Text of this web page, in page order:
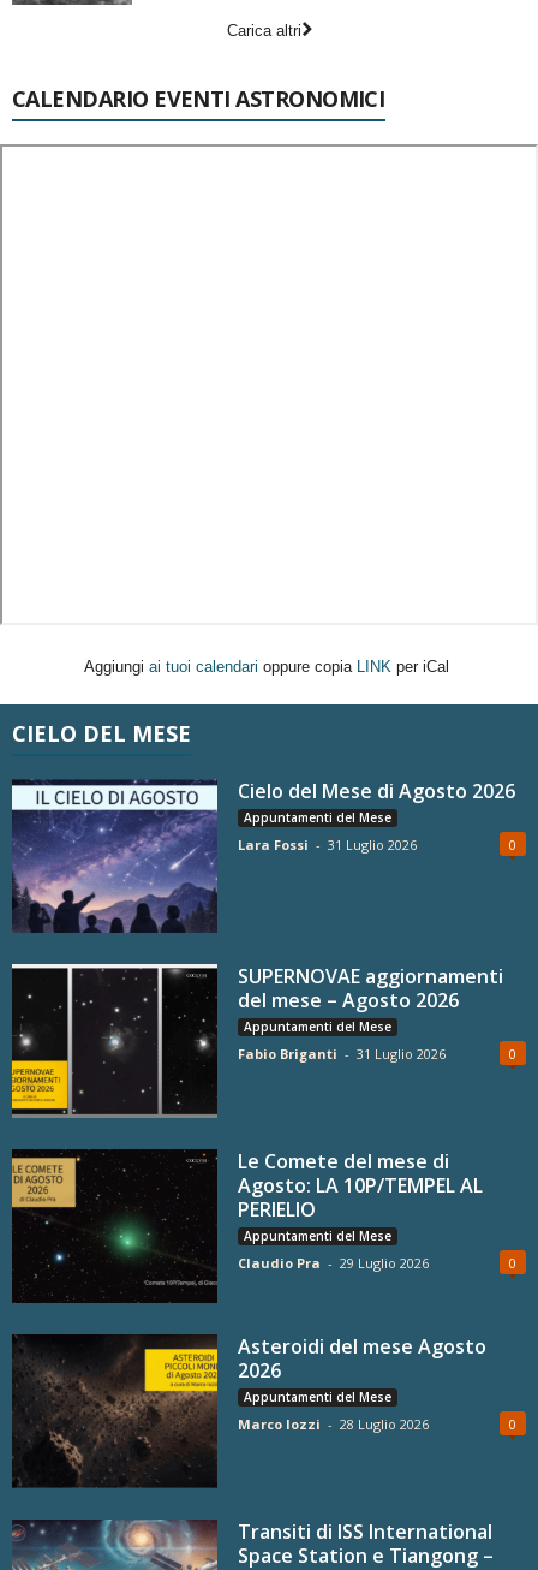
Carica altri
CALENDARIO EVENTI ASTRONOMICI
Aggiungi ai tuoi calendari oppure copia LINK per iCal
CIELO DEL MESE
Cielo del Mese di Agosto 2026
Appuntamenti del Mese
Lara Fossi - 31 Luglio 2026 0
SUPERNOVAE aggiornamenti
del mese – Agosto 2026
Appuntamenti del Mese
Fabio Briganti - 31 Luglio 2026 0
Le Comete del mese di
Agosto: LA 10P/TEMPEL AL
PERIELIO
Appuntamenti del Mese
Claudio Pra - 29 Luglio 2026 0
Asteroidi del mese Agosto
2026
Appuntamenti del Mese
Marco Iozzi - 28 Luglio 2026 0
Transiti di ISS International
Space Station e Tiangong –